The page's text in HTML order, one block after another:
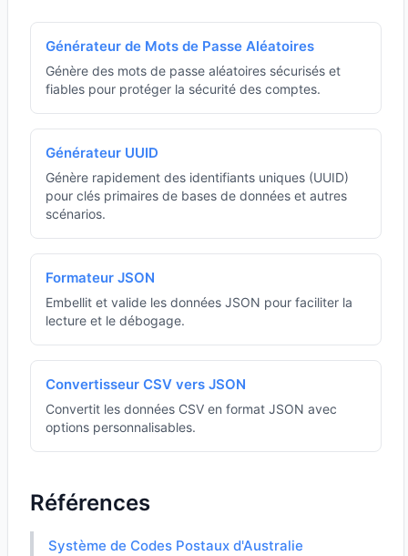
Générateur de Mots de Passe Aléatoires
Génère des mots de passe aléatoires sécurisés et
fiables pour protéger la sécurité des comptes.
Générateur UUID
Génère rapidement des identifiants uniques (UUID)
pour clés primaires de bases de données et autres
scénarios.
Formateur JSON
Embellit et valide les données JSON pour faciliter la
lecture et le débogage.
Convertisseur CSV vers JSON
Convertit les données CSV en format JSON avec
options personnalisables.
Références
Système de Codes Postaux d'Australie